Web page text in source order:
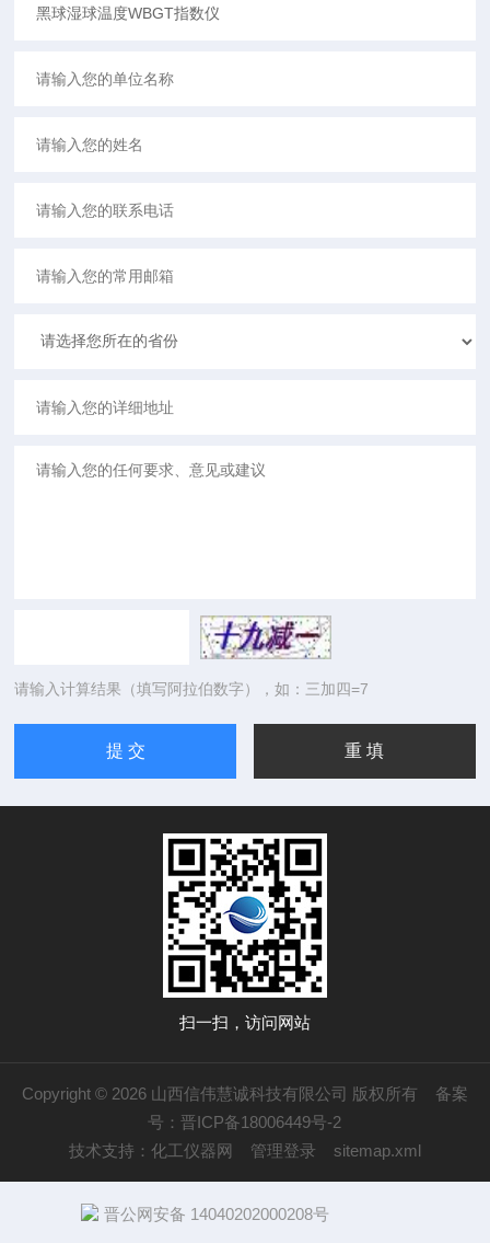
请输入计算结果（填写阿拉伯数字），如：三加四=7
扫一扫，访问网站
Copyright © 2026 山西信伟慧诚科技有限公司 版权所有 备案
号：晋ICP备18006449号-2
技术支持： 化工仪器网 管理登录 sitemap.xml
晋公网安备 14040202000208号